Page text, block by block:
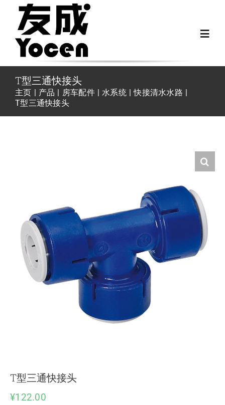
首页
关于我们
Fiat Ducato零件
使用指南
T型三通快接头
主页 产品 房车配件 水系统
快接清水水路
T型三通快接头
T型三通快接头
¥122.00